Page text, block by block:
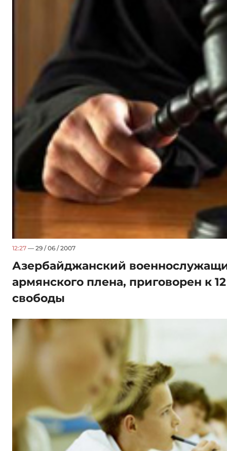
12:27 — 29 / 06 / 2007
Азербайджанский
армянского плена, приговорен к
свободы